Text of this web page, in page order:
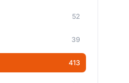
52
39
413